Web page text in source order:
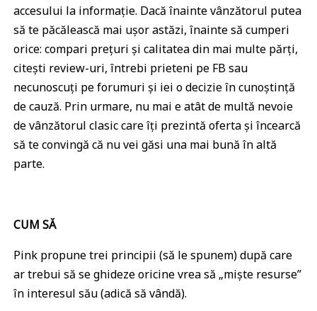
accesului la informație. Dacă înainte vânzătorul putea
să te păcălească mai ușor astăzi, înainte să cumperi
orice: compari prețuri și calitatea din mai multe părți,
citești review-uri, întrebi prieteni pe FB sau
necunoscuți pe forumuri și iei o decizie în cunoștință
de cauză. Prin urmare, nu mai e atât de multă nevoie
de vânzătorul clasic care îți prezintă oferta și încearcă
să te convingă că nu vei găsi una mai bună în altă
parte.
CUM SĂ
Pink propune trei principii (să le spunem) după care
ar trebui să se ghideze oricine vrea să „miște resurse”
în interesul său (adică să vândă).